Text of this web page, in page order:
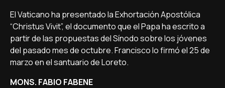
El Vaticano ha presentado la Exhortación Apostólica
“Christus Vivit”, el documento que el Papa ha escrito a
partir de las propuestas del Sínodo sobre los jóvenes
del pasado mes de octubre. Francisco lo firmó el 25 de
marzo en el santuario de Loreto.
MONS. FABIO FABENE